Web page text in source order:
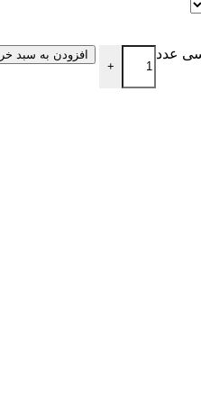
+
افزودن به سبد